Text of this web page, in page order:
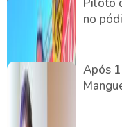
no
Após